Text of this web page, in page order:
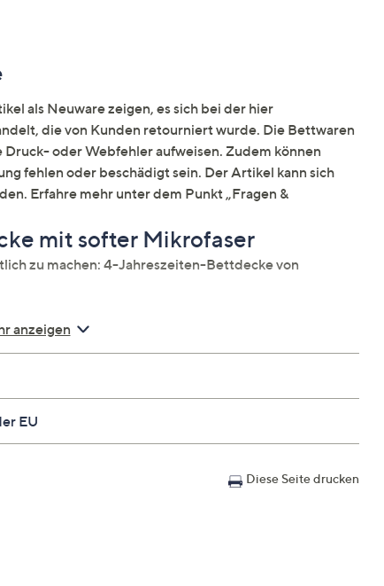
als Neuware zeigen, es sich bei der hier
die von Kunden retourniert wurde. Die Bettwaren
oder Webfehler aufweisen. Zudem können
fehlen oder beschädigt sein. Der Artikel kann sich
Erfahre mehr unter dem Punkt „Fragen &
mit softer Mikrofaser
zu machen: 4-Jahreszeiten-Bettdecke von
Ganzjahresdecke
da bei 60 Grad waschbar
Reißverschlüssen an den Längsseiten verbunden
anzeigen
EU
Diese Seite drucken